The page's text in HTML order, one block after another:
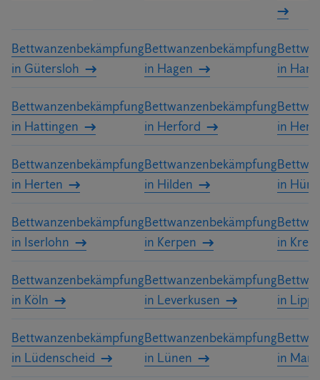
Bettwanzenbekämpfung
in Gütersloh
Bettwanzenbekämpfung
in Hagen
in
Bettwanzenbekämpfung
in Hattingen
Bettwanzenbekämpfung
in Herford
in
Bettwanzenbekämpfung
in Herten
Bettwanzenbekämpfung
in Hilden
in
Bettwanzenbekämpfung
in Iserlohn
Bettwanzenbekämpfung
in Kerpen
in
Bettwanzenbekämpfung
in Köln
Bettwanzenbekämpfung
in Leverkusen
in
Bettwanzenbekämpfung
in Lüdenscheid
Bettwanzenbekämpfung
in Lünen
in Marl